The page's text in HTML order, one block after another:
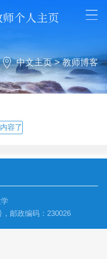
中文主页>教师博客
容了
邮政编码：230026